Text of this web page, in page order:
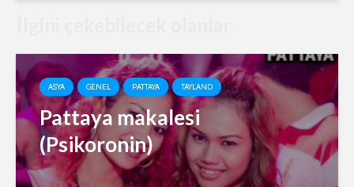
ASYA GENEL PATTAYA TAYLAND
Pattaya makalesi
(Psikoronin)